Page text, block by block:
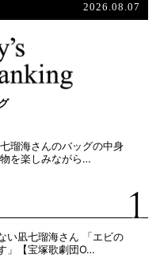
2026.08.07
瑠海さんのバッグの中身
を楽しみながら…
い凪七瑠海さん 「エビの
」【宝塚歌劇団O…